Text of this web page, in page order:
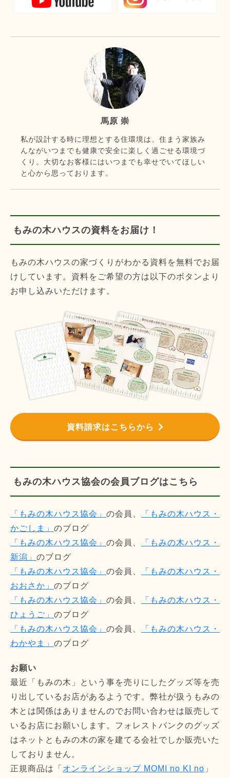
馬原 崇
私が設計する時に理想とする住環境は、住まう家族み
んながいつまでも健康で安全に楽しく過ごせる環境づ
くり。大切なお客様にはいつまでも幸せでいてほしい
と心から思っております。
もみの木ハウスの資料をお届け！
もみの木ハウスの家づくりがわかる資料を無料でお届
けしています。資料をご希望の方は以下のボタンより
お申し込みいただけます。
資料請求はこちらから
もみの木ハウス協会の会員ブログはこちら
「もみの木ハウス協会」 の会員、
「もみの木ハウス・
かごしま」 のブログ
「もみの木ハウス協会」 の会員、
「もみの木ハウス・
新潟」 のブログ
「もみの木ハウス協会」 の会員、
「もみの木ハウス・
おおさか」 のブログ
「もみの木ハウス協会」 の会員、
「もみの木ハウス・
ひょうご」 のブログ
「もみの木ハウス協会」 の会員、
「もみの木ハウス・
わかやま」 のブログ
お願い
最近「もみの木」という事を売りにしたグッズ等を売
り出しているお店があるようです。弊社が扱うもみの
木とは関係はありませんのでお問い合わせは販売して
いるお店にお願いします。フォレストバンクのグッズ
はネットともみの木の家を建てる会社でしか販売いた
しておりません。
正規商品は「 オンラインショップ MOMI no KI no 」